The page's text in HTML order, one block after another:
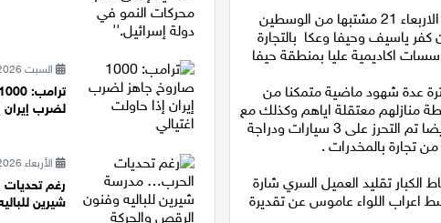
قالت لوبا السمري المتحدثة باسم الشرطة :" كشفت الشرطة عن اعتقالها صباح اليوم الاربعاء 21 مشتبها من الوسطين
عكا ويما تضمن 11 مشتبها عربيا سكان كفر ياسيف وحيفا وعكا بالتجارة
اكاديمية عليا بمنطقة حيفا
عدة شهود ماضية متمكنا من
منازلهم معتقلة اياهم وكذلك مع
تفتيش منازلهم تم ضبط قطع اسلحة ومواد مخدرات تضمنت الحشيش والمريخوانا وايضا تم التحرز على 3 سيارات ودراجة
تجارة بالمخدرات .
تقليد العميل السري شارة
اللواء عاموس عن تقديرة
السبت 11/07/2026 13:47
لضرب إيران
الأربعاء 08/07/2026 13:00
رغم
شيرين